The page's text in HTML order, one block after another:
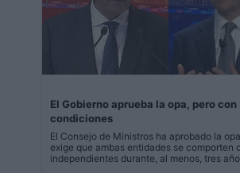
El Gobierno aprueba la opa, pero con
condiciones
El Consejo de Ministros ha aprobado la
exige que ambas entidades se comporten
independientes durante, al menos, tres